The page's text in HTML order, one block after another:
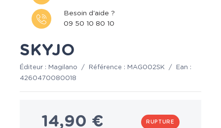
Besoin d'aide ?
09 50 10 80 10
SKYJO
Éditeur : Magilano / Référence : MAG002SK /
Ean :
4260470080018
14,90 € RUPTURE